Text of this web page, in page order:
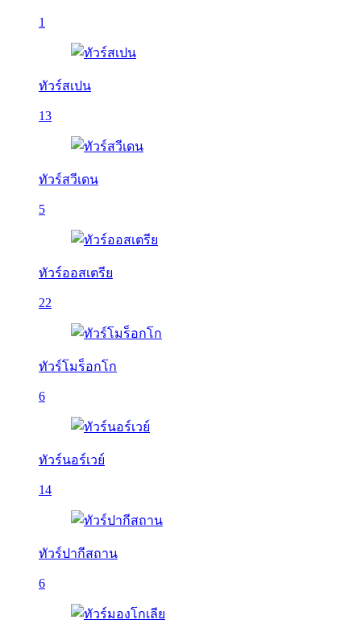
1
ทัวร์สเปน
13
ทัวร์สวีเดน
5
ทัวร์ออสเตรีย
22
ทัวร์โมร็อกโก
6
ทัวร์นอร์เวย์
14
ทัวร์ปากีสถาน
6